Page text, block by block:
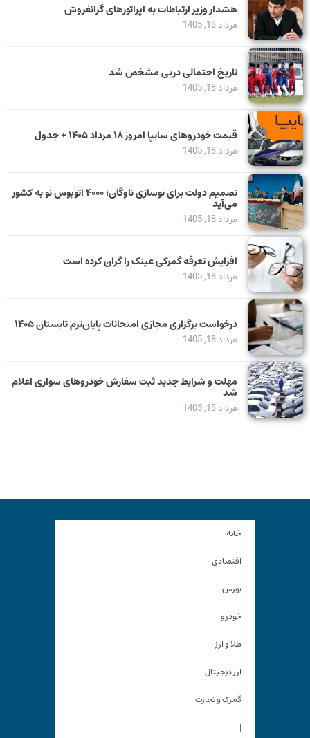
هشدار وزیر ارتباطات به اپراتورهای گرانفروش
مرداد 18, 1405
تاریخ احتمالی دربی مشخص شد
مرداد 18, 1405
قیمت خودرو‌های سایپا امروز ۱۸ مرداد ۱۴۰۵ + جدول
مرداد 18, 1405
تصمیم دولت برای نوسازی ناوگان؛ ۴۰۰۰ اتوبوس نو به کشور
می‌آید
مرداد 18, 1405
افزایش تعرفه گمرکی عینک را گران کرده است
مرداد 18, 1405
درخواست برگزاری مجازی امتحانات پایان‌ترم تابستان ۱۴۰۵
مرداد 18, 1405
مهلت و شرایط جدید ثبت سفارش خودروهای سواری اعلام
شد
مرداد 18, 1405
خانه
اقتصادی
بورس
خودرو
طلا و ارز
ارز دیجیتال
گمرک و تجارت
|